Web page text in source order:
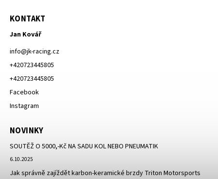
KONTAKT
Jan Kovář
info@jk-racing.cz
+420723445805
+420723445805
Facebook
Instagram
NOVINKY
SOUTĚŽ O 5000,-Kč NA SADU KOL NEBO PNEUMATIK
6.10.2025
Jak správně zajíždět karbon-keramické brzdy Triton Motorsports